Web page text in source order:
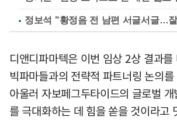
정보석 "황정음 전 남편 서글서글…
디앤디파마텍은 이번 임상 2상 결과
빅파마들과의 전략적 파트너링 논의
아울러 자보페그두타이드의 글로벌
를 극대화하는 데 힘을 쏟을 것이라고